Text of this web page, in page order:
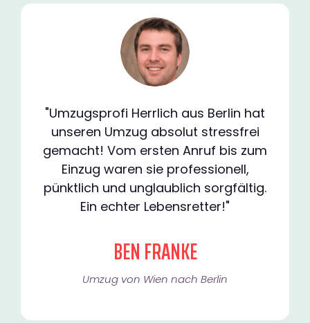
"Umzugsprofi Herrlich aus Berlin hat
unseren Umzug absolut stressfrei
gemacht! Vom ersten Anruf bis zum
Einzug waren sie professionell,
pünktlich und unglaublich sorgfältig.
Ein echter Lebensretter!"
BEN FRANKE
Umzug von Wien nach Berlin